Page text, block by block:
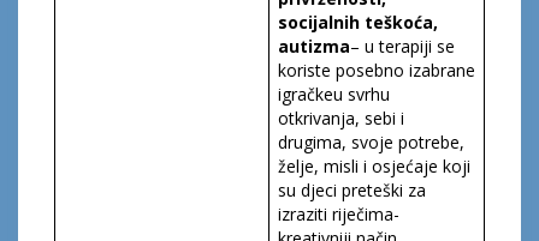
socijalnih teškoća,
autizma– u terapiji se
koriste posebno izabrane
igračkeu svrhu
otkrivanja, sebi i
drugima, svoje potrebe,
želje, misli i osjećaje koji
su djeci preteški za
izraziti riječima-